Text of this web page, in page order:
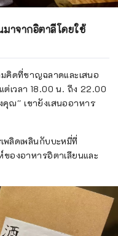
าจากอิตาลีโดยใช้
คิดที่ชาญฉลาดและเสนอ
ต่เวลา 18.00 น. ถึง 22.00
คุณ'' เขายังเสนออาหาร
ลิดเพลินกับบะหมี่ที่
องอาหารอิตาเลียนและ